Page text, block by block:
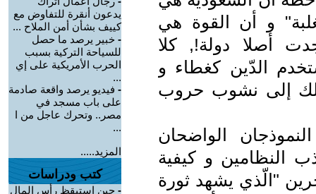
و أن القوة هي
أصلا دولة!, كلا
الدّين كغطاء و
إلى نشوب حروب
الواضحان
النظامين و كيفية
"الّذي يشهد ثورة
يدعون أنقرة للتفاوض مع
كييف بشأن أمن الملاح ...
- خبير يرصد ما حصل
للسياحة التركية بسبب
الحرب الأمريكية على إي
...
- فيديو يرصد واقعة صادمة
على باب مسجد في
مصر.. وتحرك عاجل من ا
...
المزيد.....
كتب ودراسات
- حين استيقظ رأس المال